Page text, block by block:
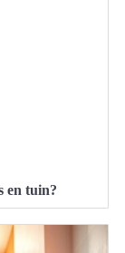
en tuin?